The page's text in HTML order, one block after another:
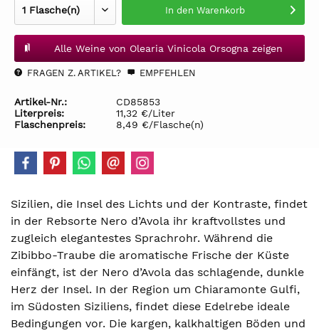
In den Warenkorb
Alle Weine von Olearia Vinicola Orsogna zeigen
FRAGEN Z. ARTIKEL? EMPFEHLEN
Artikel-Nr.:
CD85853
Literpreis:
11,32 €/Liter
Flaschenpreis:
8,49 €/Flasche(n)
Sizilien, die Insel des Lichts und der Kontraste, findet
in der Rebsorte Nero d’Avola ihr kraftvollstes und
zugleich elegantestes Sprachrohr. Während die
Zibibbo-Traube die aromatische Frische der Küste
einfängt, ist der Nero d’Avola das schlagende, dunkle
Herz der Insel. In der Region um Chiaramonte Gulfi,
im Südosten Siziliens, findet diese Edelrebe ideale
Bedingungen vor. Die kargen, kalkhaltigen Böden und